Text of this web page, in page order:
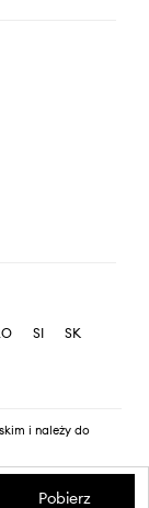
SI
SK
i należy do
Pobierz